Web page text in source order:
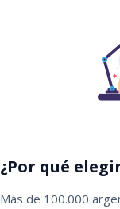
¿Por qué
Más de 100.000